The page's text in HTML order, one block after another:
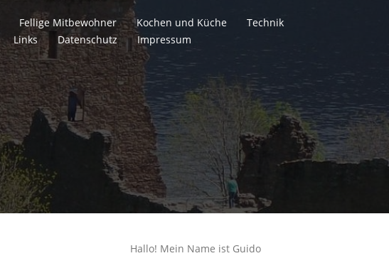
Fellige Mitbewohner Kochen und Küche
Technik
Links Datenschutz
Impressum
Hallo! Mein Name ist Guido